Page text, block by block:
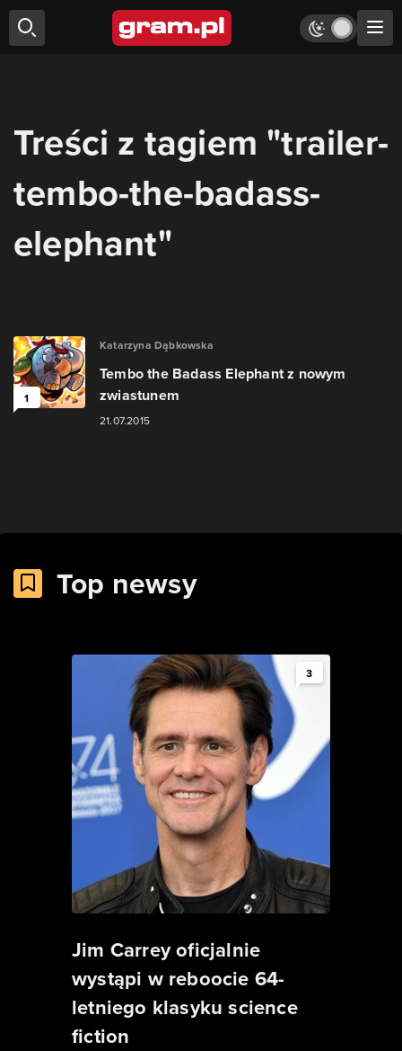
Treści z tagiem "trailer-
tembo-the-badass-
elephant"
1
Katarzyna Dąbkowska
Tembo the Badass Elephant z nowym
zwiastunem
21.07.2015
Top newsy
3
Jim Carrey oficjalnie
wystąpi w reboocie 64-
letniego klasyku science
fiction